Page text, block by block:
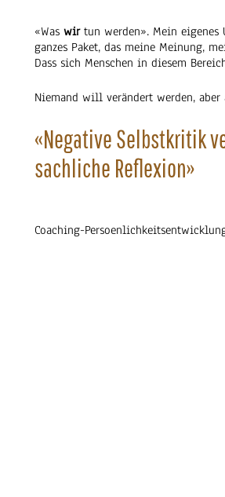
«Was wirtun werden». Mein eigenes
ganzes Paket, das meine Meinung,
Dass sich Menschen in diesem
Niemand will verändert werden,
«Negative Selbstkritik
sachliche Reflexion»
Coaching-